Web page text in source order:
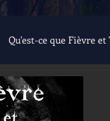
Qu'est-ce que Fièvre et
Lieux Personnalités